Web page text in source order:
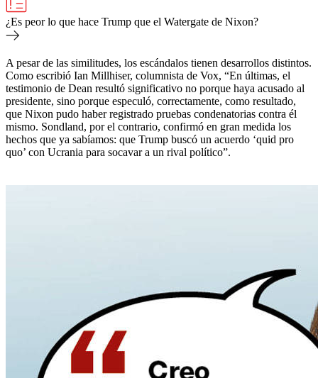
¿Es peor lo que hace Trump que el Watergate de Nixon?
A pesar de las similitudes, los escándalos tienen desarrollos distintos.
Como escribió Ian Millhiser, columnista de Vox, “En últimas, el
testimonio de Dean resultó significativo no porque haya acusado al
presidente, sino porque especuló, correctamente, como resultado,
que Nixon pudo haber registrado pruebas condenatorias contra él
mismo. Sondland, por el contrario, confirmó en gran medida los
hechos que ya sabíamos: que Trump buscó un acuerdo ‘quid pro
quo’ con Ucrania para socavar a un rival político”.